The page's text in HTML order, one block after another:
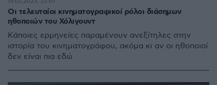
Οι τελευταίοι κινηματογραφικοί ρόλοι διάσημων
ηθοποιών του Χόλιγουντ
Κάποιες ερμηνείες παραμένουν ανεξίτηλες στην
ιστορία του κινηματογράφου, ακόμα κι αν οι ηθοποιοί
δεν είναι πια εδώ